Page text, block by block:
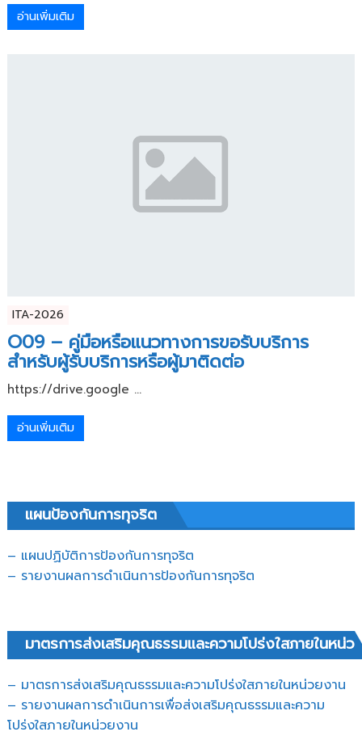
อ่านเพิ่มเติม
ITA-2026
O09 – คู่มือหรือแนวทางการขอรับบริการ
สำหรับผู้รับบริการหรือผู้มาติดต่อ
https://drive.google ...
อ่านเพิ่มเติม
แผนป้องกันการทุจริต
– แผนปฏิบัติการป้องกันการทุจริต
– รายงานผลการดำเนินการป้องกันการทุจริต
มาตรการส่งเสริมคุณธรรมและความโปร่งใสภายในหน่ว
– มาตรการส่งเสริมคุณธรรมและความโปร่งใสภายในหน่วยงาน
– รายงานผลการดำเนินการเพื่อส่งเสริมคุณธรรมและความ
โปร่งใสภายในหน่วยงาน